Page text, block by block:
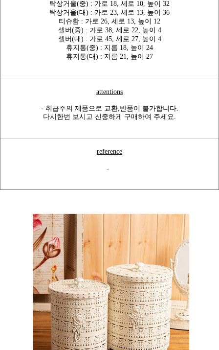
탁상거울(중) : 가로 18, 세로 10, 높이 32
탁상거울(대) : 가로 23, 세로 13, 높이 36
티슈함 : 가로 26, 세로 13, 높이 12
셀버(중) : 가로 38, 세로 22, 높이 4
셀버(대) : 가로 45, 세로 27, 높이 4
휴지통(중) : 지름 18, 높이 24
휴지통(대) : 지름 21, 높이 27
attentions
- 취급주의 제품으로 교환,반품이 불가합니다.
다시한번 보시고 신중하게 구매하여 주세요.
reference
-